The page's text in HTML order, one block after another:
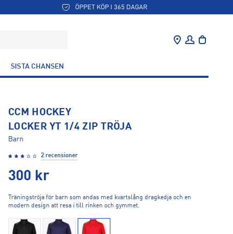
ÖPPET KÖP I 365 DAGAR
SISTA CHANSEN
CCM HOCKEY
LOCKER YT 1/4 ZIP TRÖJA
Barn
2 recensioner
300 kr
Träningströja för barn som andas med kvartslång dragkedja och en
modern design att resa i till rinken och gymmet.